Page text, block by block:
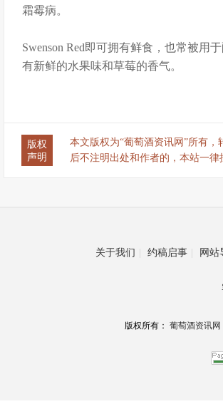
霜霉病。
Swenson Red即可拥有鲜食，也常被用
有新鲜的水果味和草莓的香气。
版权
声明
本文版权为“葡萄酒资讯网”所有
后不注明出处和作者的，本站一
关于我们 约稿启事 网站
版权所有： 葡萄酒资讯网